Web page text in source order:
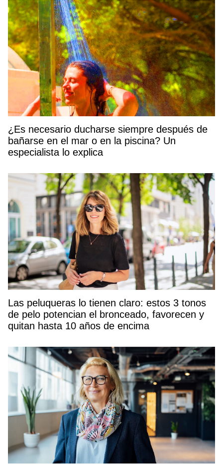
¿Es necesario ducharse siempre después de
bañarse en el mar o en la piscina? Un
especialista lo explica
Las peluqueras lo tienen claro: estos 3 tonos
de pelo potencian el bronceado, favorecen y
quitan hasta 10 años de encima